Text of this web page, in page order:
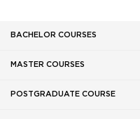
BACHELOR COURSES
MASTER COURSES
POSTGRADUATE COURSE